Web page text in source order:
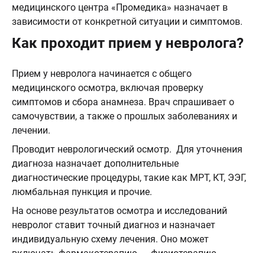
медицинского центра «Промедика» назначает в
зависимости от конкретной ситуации и симптомов.
Как проходит прием у невролога?
Прием у невролога начинается с общего
медицинского осмотра, включая проверку
симптомов и сбора анамнеза. Врач спрашивает о
самочувствии, а также о прошлых заболеваниях и
лечении.
Проводит неврологический осмотр. Для уточнения
диагноза назначает дополнительные
диагностические процедуры, такие как МРТ, КТ, ЭЭГ,
люмбальная пункция и прочие.
На основе результатов осмотра и исследований
невролог ставит точный диагноз и назначает
индивидуальную схему лечения. Оно может